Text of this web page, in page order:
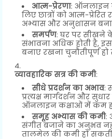
आत्म-प्रेरणा: ऑनलाइन
लिए छात्रों को आत्म-प्रेरित
अभ्यास और अनुशासन
समर्पण: घर पर सीखने
संभावना अधिक होती है,
बनाए रखना चुनौतीपूर्ण हो
व्यावहारिक सत्र की कमी:
सीधे प्रदर्शन का अभाव:
प्रत्यक्ष मार्गदर्शन और
ऑनलाइन कक्षाओं में कम
समूह अभ्यास की कमी:
संगीत बजाने का अनुभव
तालमेल की कमी हो सकती